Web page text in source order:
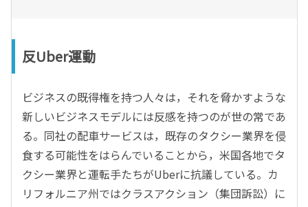
反Uber運動
ビジネスの既得権を持つ人々は，それを脅かすような
新しいビジネスモデルには反感を持つのが世の常であ
る。同社の配車サービスは，既存のタクシー業界を侵
食する可能性をはらんでいることから，米国各地でタ
クシー業界と運転手たちがUberに抗議している。カ
リフォルニア州ではクラスアクション（集団訴訟）に